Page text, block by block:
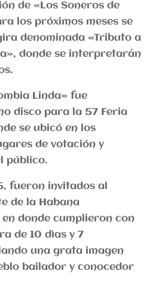
de «Los Soneros de
los próximos meses se
denominada «Tributo a
donde se interpretarán
Linda» fue
disco para la 57 Feria
se ubicó en los
de votación y
público.
fueron invitados al
de la Habana
donde cumplieron con
de 10 dìas y 7
una grata imagen
bailador y conocedor